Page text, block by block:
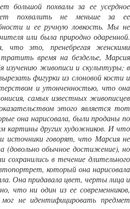
большой похвалы за ее усердное
похвалить не меньше за ее
и ее ручную ловкость. Мы не
или была природно одаренной.
что это, пренебрегая женскими
время на безделье, Марсия
изучению живописи и скульптуры; в
фигурки из слоновой кости и
и утонченностью, что она
самых известных живописцев
этого является тот
она нарисовала, были проданы по
картины других художников. И что
источники говорят, что Марсия не
(довольно обычное достижение), но
сохранились в течение длительного
который она нарисовала
Она придавала цвет, черты лица и
что ни один из ее современников,
не идентифицировать предмет